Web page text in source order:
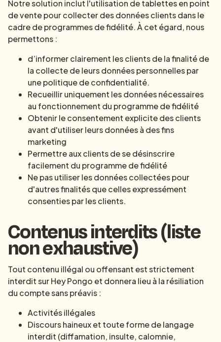
Notre solution inclut l'utilisation de tablettes en point
de vente pour collecter des données clients dans le
cadre de programmes de fidélité. À cet égard, nous
permettons :
d’informer clairement les clients de la finalité de
la collecte de leurs données personnelles par
une politique de confidentialité.
Recueillir uniquement les données nécessaires
au fonctionnement du programme de fidélité
Obtenir le consentement explicite des clients
avant d'utiliser leurs données à des fins
marketing
Permettre aux clients de se désinscrire
facilement du programme de fidélité
Ne pas utiliser les données collectées pour
d'autres finalités que celles expressément
consenties par les clients.
Contenus interdits (liste
non exhaustive)
Tout contenu illégal ou offensant est strictement
interdit sur Hey Pongo et donnera lieu à la résiliation
du compte sans préavis :
Activités illégales
Discours haineux et toute forme de langage
interdit (diffamation, insulte, calomnie,